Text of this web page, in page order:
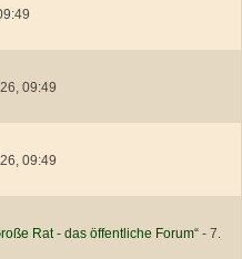
09:49
09:49
Rat - das öffentliche Forum“ - 7.